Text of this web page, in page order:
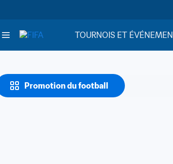
TOURNOIS ET
Promotion du football